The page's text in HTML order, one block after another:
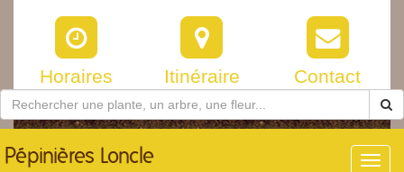
Horaires Itinéraire Contact
Pépinières Loncle